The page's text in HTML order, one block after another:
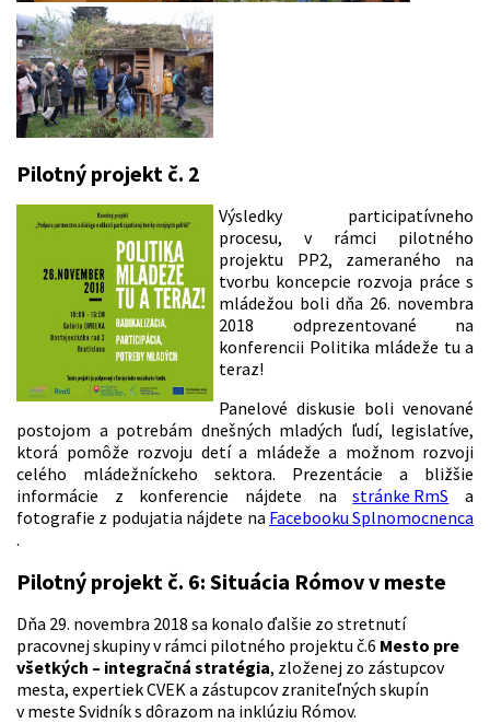
Pilotný projekt č. 2
Výsledky participatívneho
procesu, v rámci pilotného
projektu PP2, zameraného na
tvorbu koncepcie rozvoja práce s
mládežou boli dňa 26. novembra
2018 odprezentované na
konferencii Politika mládeže tu a
teraz!
Panelové diskusie boli venované
postojom a potrebám dnešných mladých ľudí, legislatíve,
ktorá pomôže rozvoju detí a mládeže a možnom rozvoji
celého mládežníckeho sektora. Prezentácie a bližšie
informácie z konferencie nájdete nastránke RmS a
fotografie z podujatia nájdete na Facebooku Splnomocnenca
.
Pilotný projekt č. 6: Situácia Rómov v meste
Dňa 29. novembra 2018 sa konalo ďalšie zo stretnutí
pracovnej skupiny v rámci pilotného projektu č.6 Mesto pre
všetkých – integračná stratégia, zloženej zo zástupcov
mesta, expertiek CVEK a zástupcov zraniteľných skupín
v meste Svidník s dôrazom na inklúziu Rómov.